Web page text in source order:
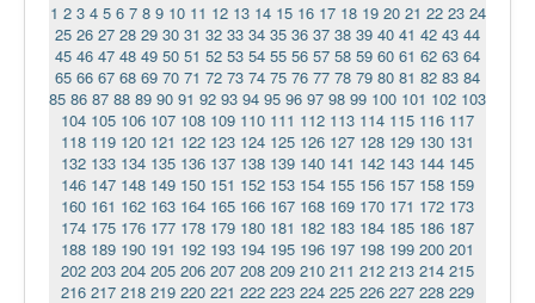
1 2 3 4 5 6 7 8 9 10 11 12 13 14 15 16 17 18 19 20 21 22 23 24
25 26 27 28 29 30 31 32 33 34 35 36 37 38 39 40 41 42 43 44
45 46 47 48 49 50 51 52 53 54 55 56 57 58 59 60 61 62 63 64
65 66 67 68 69 70 71 72 73 74 75 76 77 78 79 80 81 82 83 84
85 86 87 88 89 90 91 92 93 94 95 96 97 98 99 100 101 102 103
104 105 106 107 108 109 110 111 112 113 114 115 116 117
118 119 120 121 122 123 124 125 126 127 128 129 130 131
132 133 134 135 136 137 138 139 140 141 142 143 144 145
146 147 148 149 150 151 152 153 154 155 156 157 158 159
160 161 162 163 164 165 166 167 168 169 170 171 172 173
174 175 176 177 178 179 180 181 182 183 184 185 186 187
188 189 190 191 192 193 194 195 196 197 198 199 200 201
202 203 204 205 206 207 208 209 210 211 212 213 214 215
216 217 218 219 220 221 222 223 224 225 226 227 228 229